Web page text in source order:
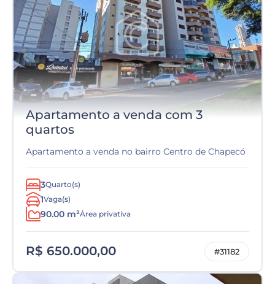
Apartamento a venda com 3
quartos
Apartamento a venda no bairro Centro de Chapecó
3Quarto(s)
1Vaga(s)
90.00 m²Área privativa
R$ 650.000,00 #31182